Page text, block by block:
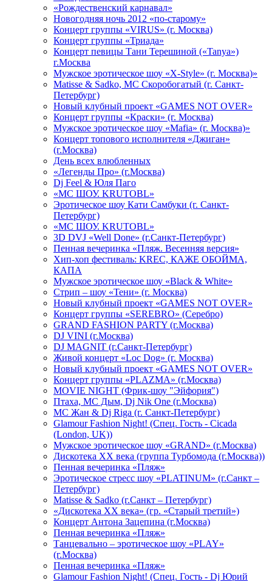
«Рождественский карнавал»
Новогодняя ночь 2012 «по-старому»
Концерт группы «VIRUS» (г. Москва)
Концерт группы «Триада»
Концерт певицы Тани Терешиной («Tanya»)
г.Москва
Мужское эротическое шоу «X-Style» (г. Москва)»
Matissе & Sadko, MC Скоробогатый (г. Санкт-
Петербург)
Новый клубный проект «GAMES NOT OVER»
Концерт группы «Краски» (г. Москва)
Мужское эротическое шоу «Mafia» (г. Москва)»
Концерт топового исполнителя «Джиган»
(г.Москва)
День всех влюбленных
«Легенды Про» (г.Москва)
Dj Feel & Юля Паго
«МС ШОУ. KRUTOBL»
Эротическое шоу Кати Самбуки (г. Санкт-
Петербург)
«МС ШОУ. KRUTOBL»
3D DVJ «Well Done» (г.Санкт-Петербург)
Пенная вечеринка «Пляж. Весенняя версия»
Хип-хоп фестиваль: KREC, КАЖЕ ОБОЙМА,
КАПА
Мужское эротическое шоу «Black & White»
Стрип – шоу «Тени» (г. Москва)
Новый клубный проект «GAMES NOT OVER»
Концерт группы «SEREBRO» (Серебро)
GRAND FASHION PARTY (г.Москва)
DJ VINI (г.Москва)
DJ MAGNIT (г.Санкт-Петербург)
Живой концерт «Loc Dog» (г. Москва)
Новый клубный проект «GAMES NOT OVER»
Концерт группы «PLAZMA» (г.Москва)
MOVIE NIGHT (Фрик-шоу "Эйфория")
Птаха, МС Дым, Dj Nik One (г.Москва)
МС Жан & Dj Riga (г. Санкт-Петербург)
Glamour Fashion Night! (Спец. Гость - Cicada
(London, UK))
Мужское эротическое шоу «GRAND» (г.Москва)
Дискотека XX века (группа Турбомода (г.Москва))
Пенная вечеринка «Пляж»
Эротическое стресс шоу «PLATINUM» (г.Санкт –
Петербург)
Matisse & Sadko (г.Санкт – Петербург)
«Дискотека ХХ века» (гр. «Старый третий»)
Концерт Антона Зацепина (г.Москва)
Пенная вечеринка «Пляж»
Танцевально – эротическое шоу «PLAY»
(г.Москва)
Пенная вечеринка «Пляж»
Glamour Fashion Night! (Спец. Гость - Dj Юрий